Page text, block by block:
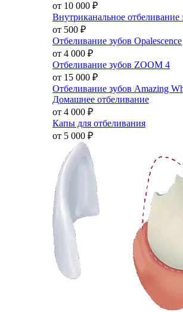
от 10 000 ₽
Внутриканальное отбеливание
от 500 ₽
Отбеливание зубов Opalescence
от 4 000 ₽
Отбеливание зубов ZOOM 4
от 15 000 ₽
Отбеливание зубов Amazing
Домашнее отбеливание
от 4 000 ₽
Капы для отбеливания
от 5 000 ₽